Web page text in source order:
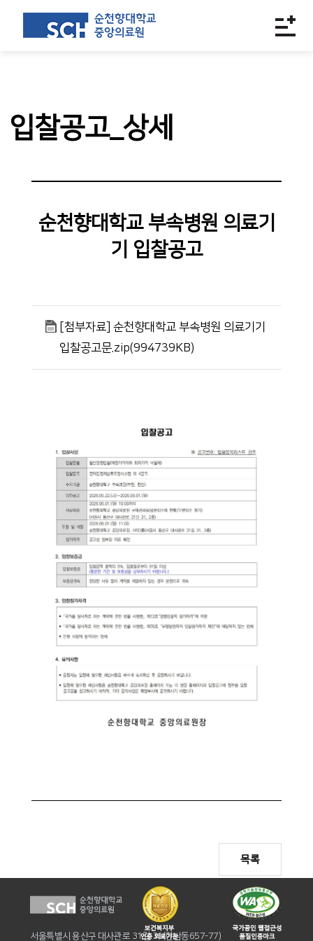
입찰공고_상세
순천향대학교 부속병원 의료기
기 입찰공고
[첨부자료] 순천향대학교 부속병원 의료기기
입찰공고문.zip(994739KB)
목록
서울특별시 용산구 대사관로 31길 31(한남동657-77)